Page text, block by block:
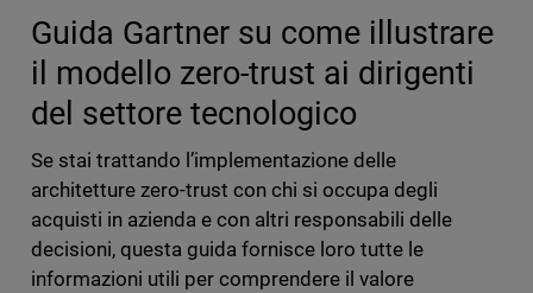
Guida Gartner su come illustrare
il modello zero-trust ai dirigenti
del settore tecnologico
Se stai trattando l’implementazione delle
architetture zero-trust con chi si occupa degli
acquisti in azienda e con altri responsabili delle
decisioni, questa guida fornisce loro tutte le
informazioni utili per comprendere il valore